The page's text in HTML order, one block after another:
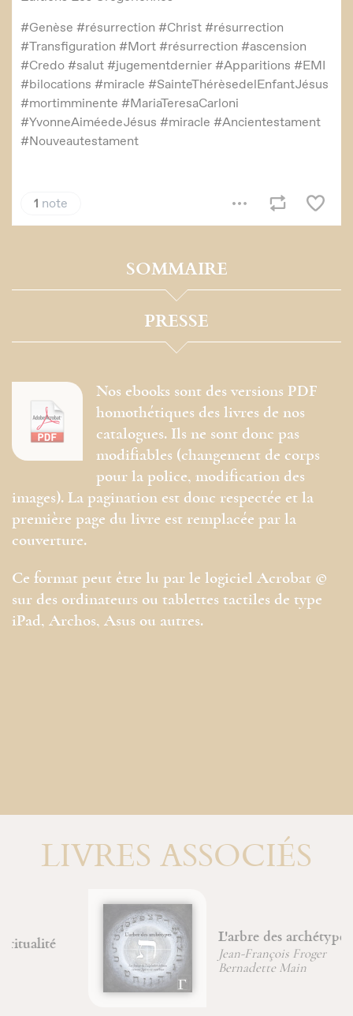
SOMMAIRE
PRESSE
Nos ebooks sont des versions PDF
homothétiques des livres de nos
catalogues. Ils ne sont donc pas
modifiables (changement de corps
pour la police, modification des
images). La pagination est donc respectée et la
première page du livre est remplacée par la
couverture.
Ce format peut être lu par le logiciel Acrobat ©
sur des ordinateurs ou tablettes tactiles de type
iPad, Archos, Asus ou autres.
LIVRES ASSOCIÉS
L'arbre des archétypes
Jean-François Froger
Bernadette Main